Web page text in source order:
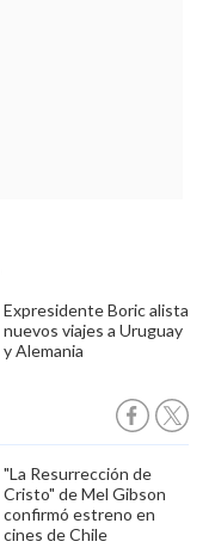
Expresidente Boric alista
nuevos viajes a Uruguay
y Alemania
"La Resurrección de
Cristo" de Mel Gibson
confirmó estreno en
cines de Chile